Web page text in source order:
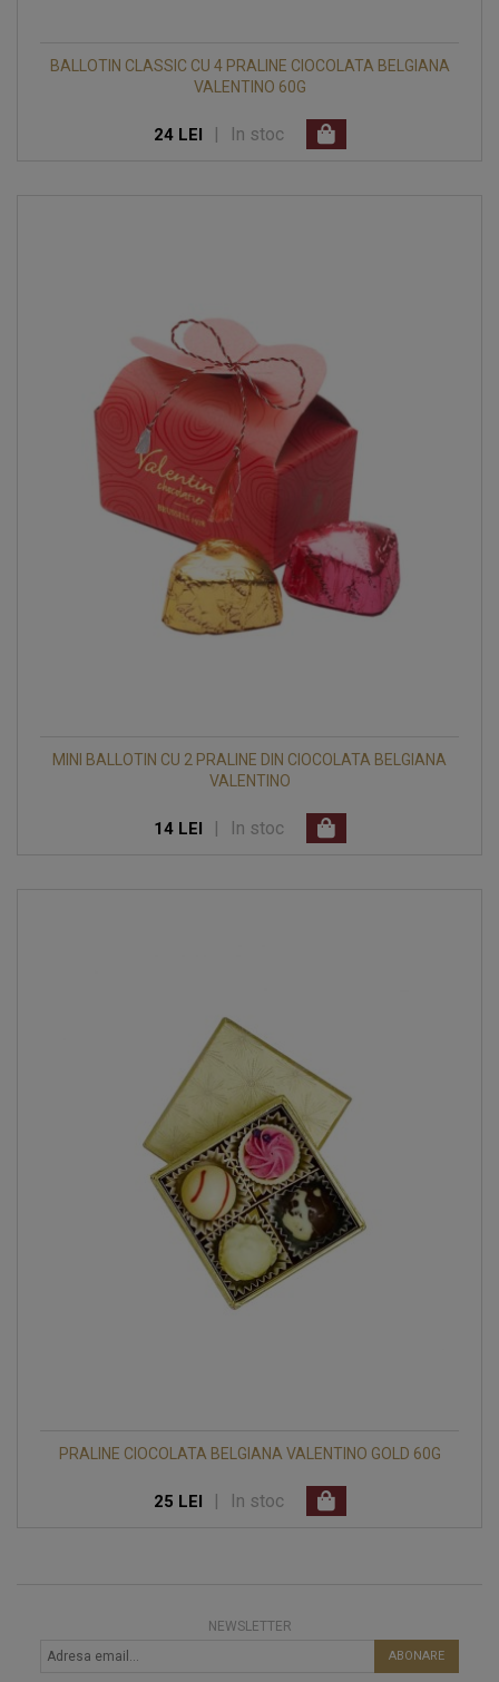
BALLOTIN CLASSIC CU 4 PRALINE CIOCOLATA BELGIANA
VALENTINO 60G
24 LEI | In stoc
MINI BALLOTIN CU 2 PRALINE DIN CIOCOLATA BELGIANA
VALENTINO
14 LEI In stoc
PRALINE CIOCOLATA BELGIANA VALENTINO GOLD 60G
25 LEI In stoc
NEWSLETTER
ABONARE